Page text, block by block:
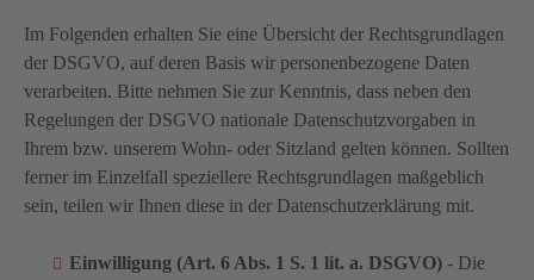
Im Folgenden erhalten Sie eine Übersicht der Rechtsgrundlagen
der DSGVO, auf deren Basis wir personenbezogene Daten
verarbeiten. Bitte nehmen Sie zur Kenntnis, dass neben den
Regelungen der DSGVO nationale Datenschutzvorgaben in
Ihrem bzw. unserem Wohn- oder Sitzland gelten können. Sollten
ferner im Einzelfall speziellere Rechtsgrundlagen maßgeblich
sein, teilen wir Ihnen diese in der Datenschutzerklärung mit.
Einwilligung (Art. 6 Abs. 1 S. 1 lit. a. DSGVO) - Die